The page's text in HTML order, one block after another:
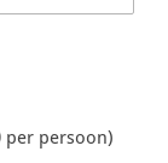
per persoon)